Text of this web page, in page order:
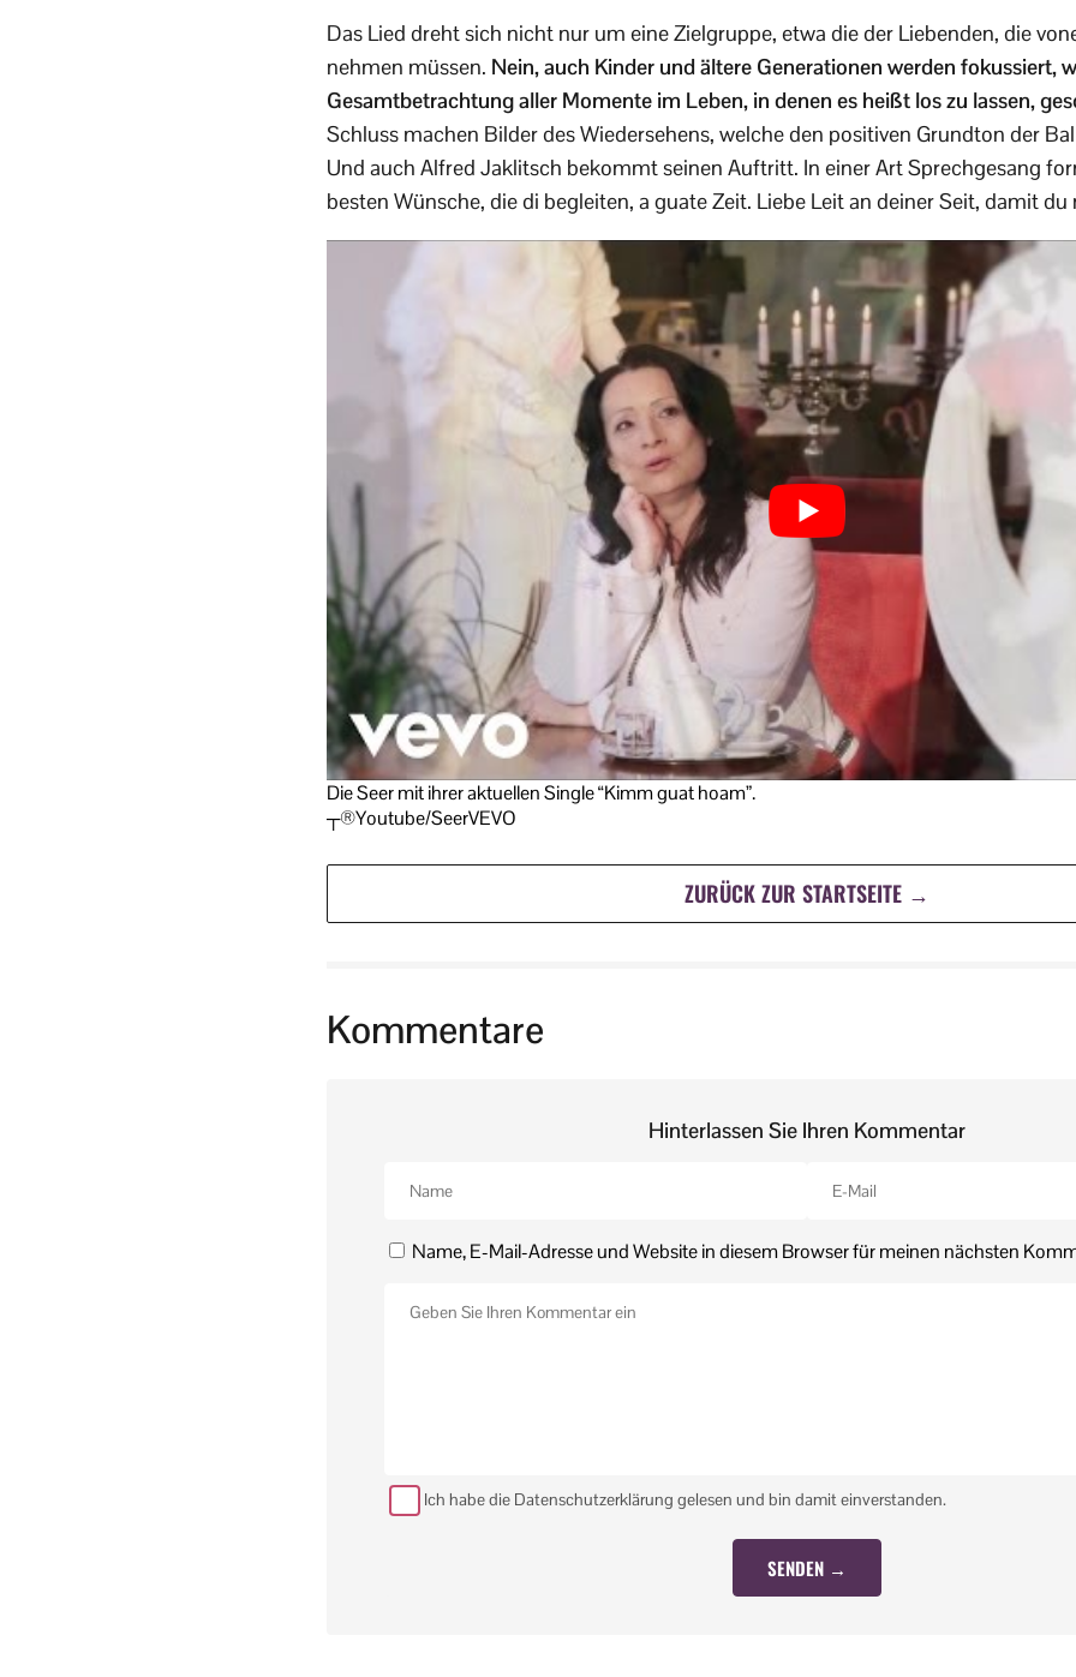
Das Lied dreht sich nicht nur um eine Zielgruppe, etwa die der Liebenden, die
nehmen müssen. Nein, auch Kinder und ältere Generationen werden fokussiert,
Gesamtbetrachtung aller Momente im Leben, in denen es heißt los zu lassen,
Schluss machen Bilder des Wiedersehens, welche den positiven Grundton der
Und auch Alfred Jaklitsch bekommt seinen Auftritt. In einer Art Sprechgesang
besten Wünsche, die di begleiten, a guate Zeit. Liebe Leit an deiner Seit, damit du
Die Seer mit ihrer aktuellen Single “Kimm guat hoam”.
┬®Youtube/SeerVEVO
ZURÜCK ZUR STARTSEITE →
Kommentare
Hinterlassen Sie Ihren Kommentar
Name, E-Mail-Adresse und Website in diesem Browser für meinen nächsten
Ich habe die Datenschutzerklärung gelesen und bin damit einverstanden.